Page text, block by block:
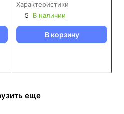
Характеристики
5
В наличии
В корзину
еще